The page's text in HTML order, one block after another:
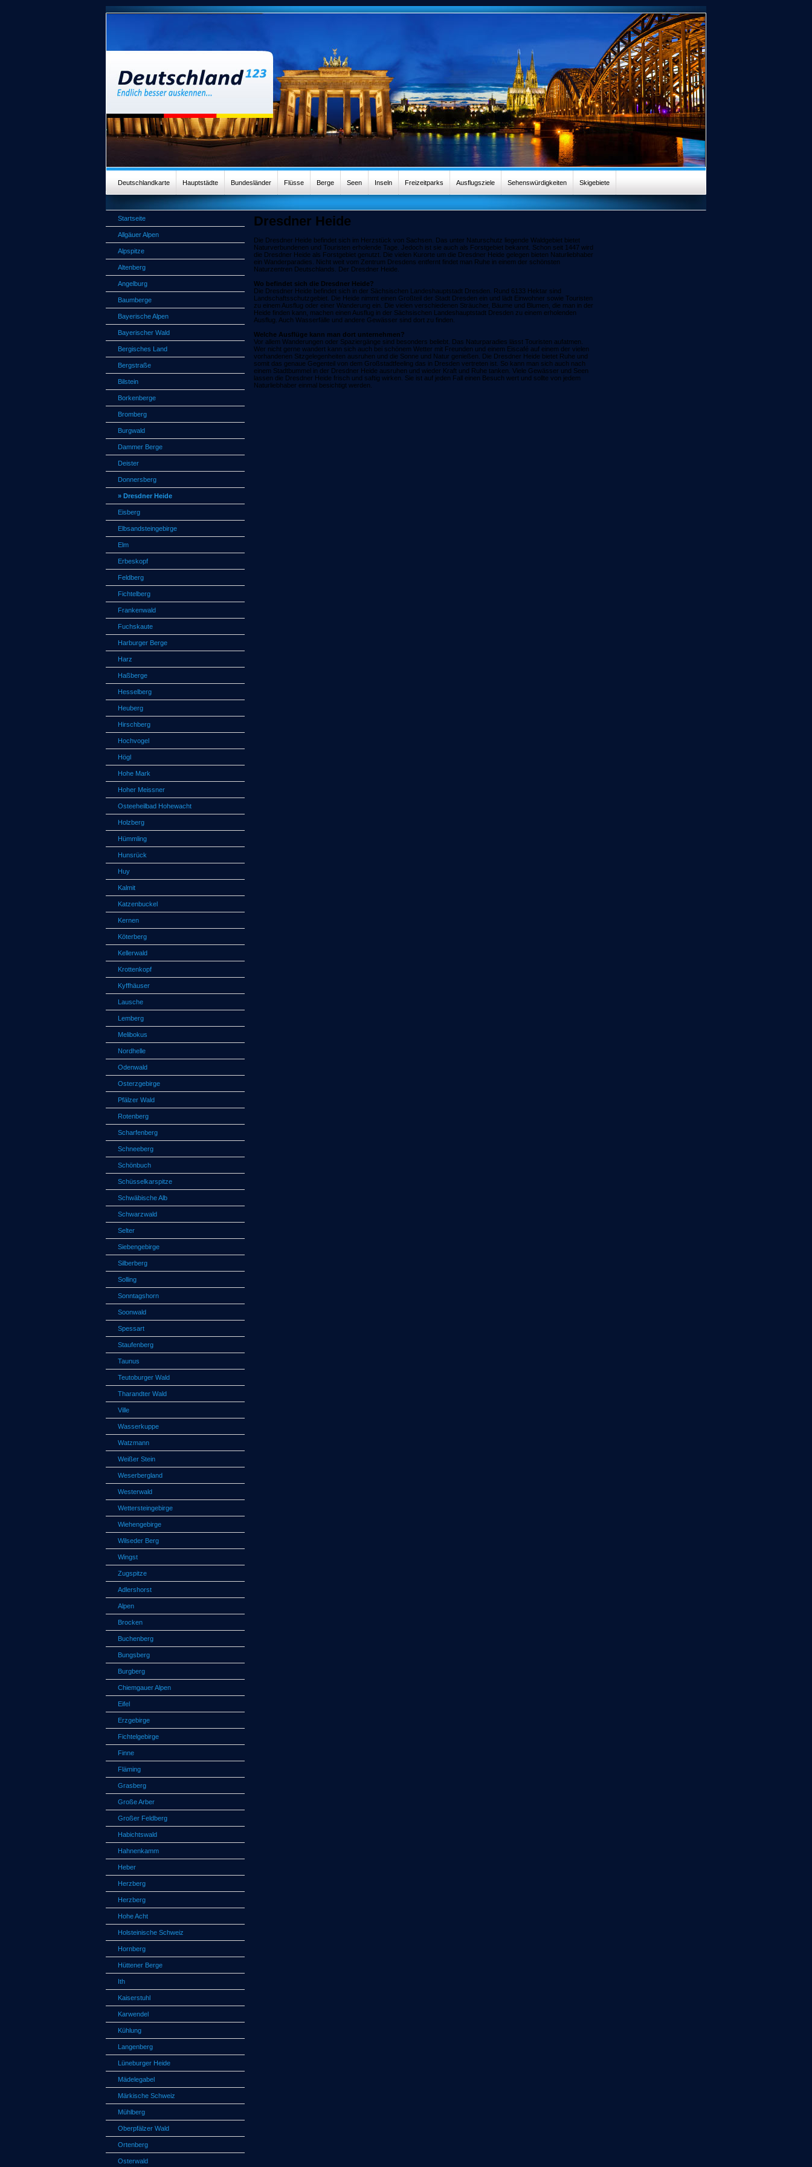
Deutschlandkarte Hauptstädte Bundesländer Flüsse Berge Seen Inseln Freizeitparks Ausflugsziele Sehenswürdigkeiten Skigebiete
Startseite
Allgäuer Alpen
Alpspitze
Altenberg
Angelburg
Baumberge
Bayerische Alpen
Bayerischer Wald
Bergisches Land
Bergstraße
Bilstein
Borkenberge
Bromberg
Burgwald
Dammer Berge
Deister
Donnersberg
» Dresdner Heide
Eisberg
Elbsandsteingebirge
Elm
Erbeskopf
Feldberg
Fichtelberg
Frankenwald
Fuchskaute
Harburger Berge
Harz
Haßberge
Hesselberg
Heuberg
Hirschberg
Hochvogel
Högl
Hohe Mark
Hoher Meissner
Osteeheilbad Hohewacht
Holzberg
Hümmling
Hunsrück
Huy
Kalmit
Katzenbuckel
Kernen
Köterberg
Kellerwald
Krottenkopf
Kyffhäuser
Lausche
Lemberg
Melibokus
Nordhelle
Odenwald
Osterzgebirge
Pfälzer Wald
Rotenberg
Scharfenberg
Schneeberg
Schönbuch
Schüsselkarspitze
Schwäbische Alb
Schwarzwald
Selter
Siebengebirge
Silberberg
Solling
Sonntagshorn
Soonwald
Spessart
Staufenberg
Taunus
Teutoburger Wald
Tharandter Wald
Ville
Wasserkuppe
Watzmann
Weißer Stein
Weserbergland
Westerwald
Wettersteingebirge
Wiehengebirge
Wilseder Berg
Wingst
Zugspitze
Adlershorst
Alpen
Brocken
Buchenberg
Bungsberg
Burgberg
Chiemgauer Alpen
Eifel
Erzgebirge
Fichtelgebirge
Finne
Fläming
Grasberg
Große Arber
Großer Feldberg
Habichtswald
Hahnenkamm
Heber
Herzberg
Herzberg
Hohe Acht
Holsteinische Schweiz
Hornberg
Hüttener Berge
Ith
Kaiserstuhl
Karwendel
Kühlung
Langenberg
Lüneburger Heide
Mädelegabel
Märkische Schweiz
Mühlberg
Oberpfälzer Wald
Ortenberg
Osterwald
Dresdner Heide
Die Dresdner Heide befindet sich im Herzstück von Sachsen. Das unter Naturschutz liegende Waldgebiet bietet
Naturverbundenen und Touristen erholende Tage. Jedoch ist sie auch als Forstgebiet bekannt. Schon seit 1447 wird
die Dresdner Heide als Forstgebiet genutzt. Die vielen Kurorte um die Dresdner Heide gelegen bieten Naturliebhaber
ein Wanderparadies. Nicht weit vom Zentrum Dresdens entfernt findet man Ruhe in einem der schönsten
Naturzentren Deutschlands. Der Dresdner Heide.
Wo befindet sich die Dresdner Heide?
Die Dresdner Heide befindet sich in der Sächsischen Landeshauptstadt Dresden. Rund 6133 Hektar sind
Landschaftsschutzgebiet. Die Heide nimmt einen Großteil der Stadt Dresden ein und lädt Einwohner sowie Touristen
zu einem Ausflug oder einer Wanderung ein. Die vielen verschiedenen Sträucher, Bäume und Blumen, die man in der
Heide finden kann, machen einen Ausflug in der Sächsischen Landeshauptstadt Dresden zu einem erholenden
Ausflug. Auch Wasserfälle und andere Gewässer sind dort zu finden.
Welche Ausflüge kann man dort unternehmen?
Vor allem Wanderungen oder Spaziergänge sind besonders beliebt. Das Naturparadies lässt Touristen aufatmen.
Wer nicht gerne wandert kann sich auch bei schönem Wetter mit Freunden und einem Eiscafé auf einem der vielen
vorhandenen Sitzgelegenheiten ausruhen und die Sonne und Natur genießen. Die Dresdner Heide bietet Ruhe und
somit das genaue Gegenteil von dem Großstadtfeeling das in Dresden vertreten ist. So kann man sich auch nach
einem Stadtbummel in der Dresdner Heide ausruhen und wieder Kraft und Ruhe tanken. Viele Gewässer und Seen
lassen die Dresdner Heide frisch und saftig wirken. Sie ist auf jeden Fall einen Besuch wert und sollte von jedem
Naturliebhaber einmal besichtigt werden.